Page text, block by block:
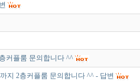
커플룸 문의합니다 ^^
지 2층커플룸 문의합니다 ^^ - 답변